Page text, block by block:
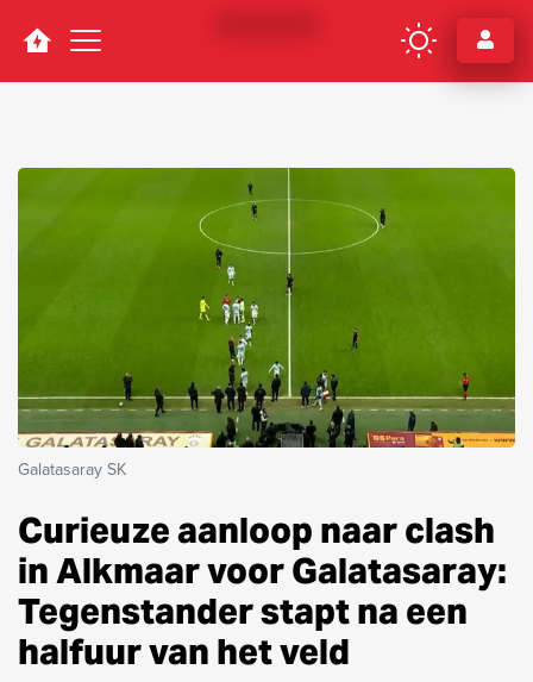
Navigation
Galatasaray SK
Curieuze aanloop naar clash
in Alkmaar voor Galatasaray:
Tegenstander stapt na een
halfuur van het veld